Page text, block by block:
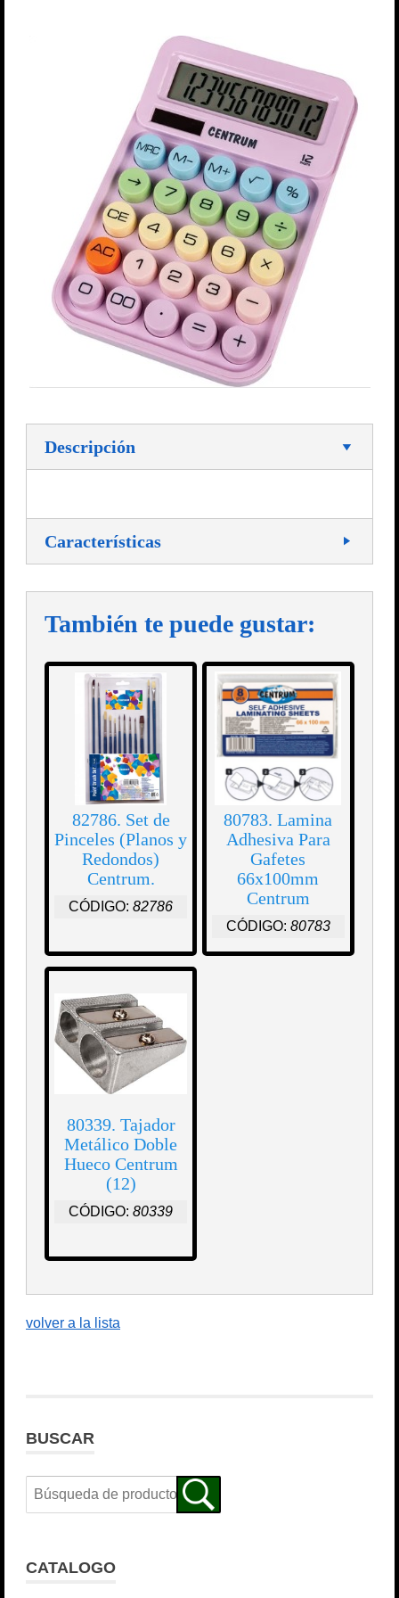
Descripción
Características
También te puede gustar:
82786. Set de
Pinceles (Planos y
Redondos)
Centrum.
CÓDIGO: 82786
80783. Lamina
Adhesiva Para
Gafetes
66x100mm
Centrum
CÓDIGO: 80783
80339. Tajador
Metálico Doble
Hueco Centrum
(12)
CÓDIGO: 80339
volver a la lista
BUSCAR
CATALOGO